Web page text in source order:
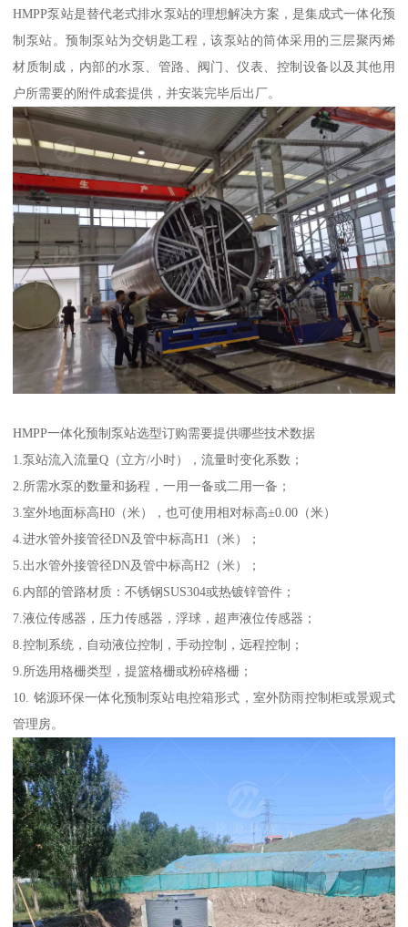
HMPP泵站是替代老式排水泵站的理想解决方案，是集成式一体化预
制泵站。预制泵站为交钥匙工程，该泵站的筒体采用的三层聚丙烯
材质制成，内部的水泵、管路、阀门、仪表、控制设备以及其他用
户所需要的附件成套提供，并安装完毕后出厂。
HMPP一体化预制泵站选型订购需要提供哪些技术数据
1.泵站流入流量Q（立方/小时），流量时变化系数；
2.所需水泵的数量和扬程，一用一备或二用一备；
3.室外地面标高H0（米），也可使用相对标高±0.00（米）
4.进水管外接管径DN及管中标高H1（米）；
5.出水管外接管径DN及管中标高H2（米）；
6.内部的管路材质：不锈钢SUS304或热镀锌管件；
7.液位传感器，压力传感器，浮球，超声液位传感器；
8.控制系统，自动液位控制，手动控制，远程控制；
9.所选用格栅类型，提篮格栅或粉碎格栅；
10. 铭源环保一体化预制泵站电控箱形式，室外防雨控制柜或景观式
管理房。